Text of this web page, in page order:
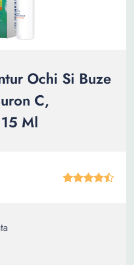
Ochi Si Buze
C,
Ml